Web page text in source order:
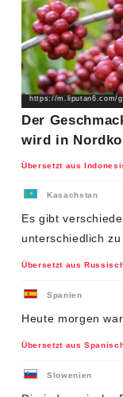
Der
wird in
Übersetzt aus
Kasachstan
Es gibt
unterschiedlich zu
Übersetzt aus
Spanien
Heute morgen
Übersetzt aus
Slowenien